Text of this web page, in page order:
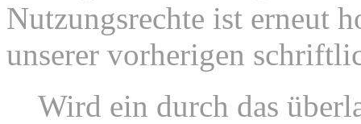
Nutzungsrechte ist erneut
unserer vorherigen
Wird ein durch das